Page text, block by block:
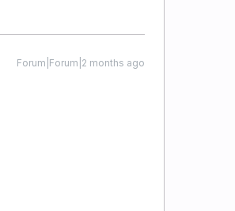
Forum|Forum|2 months ago